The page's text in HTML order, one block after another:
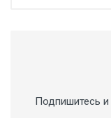
Подпишитесь